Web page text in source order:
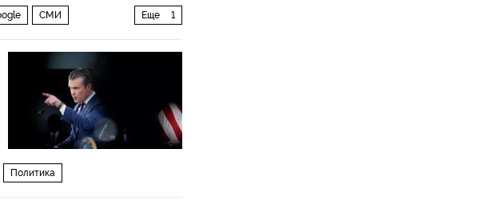
Еще 1
СМИ
Политика